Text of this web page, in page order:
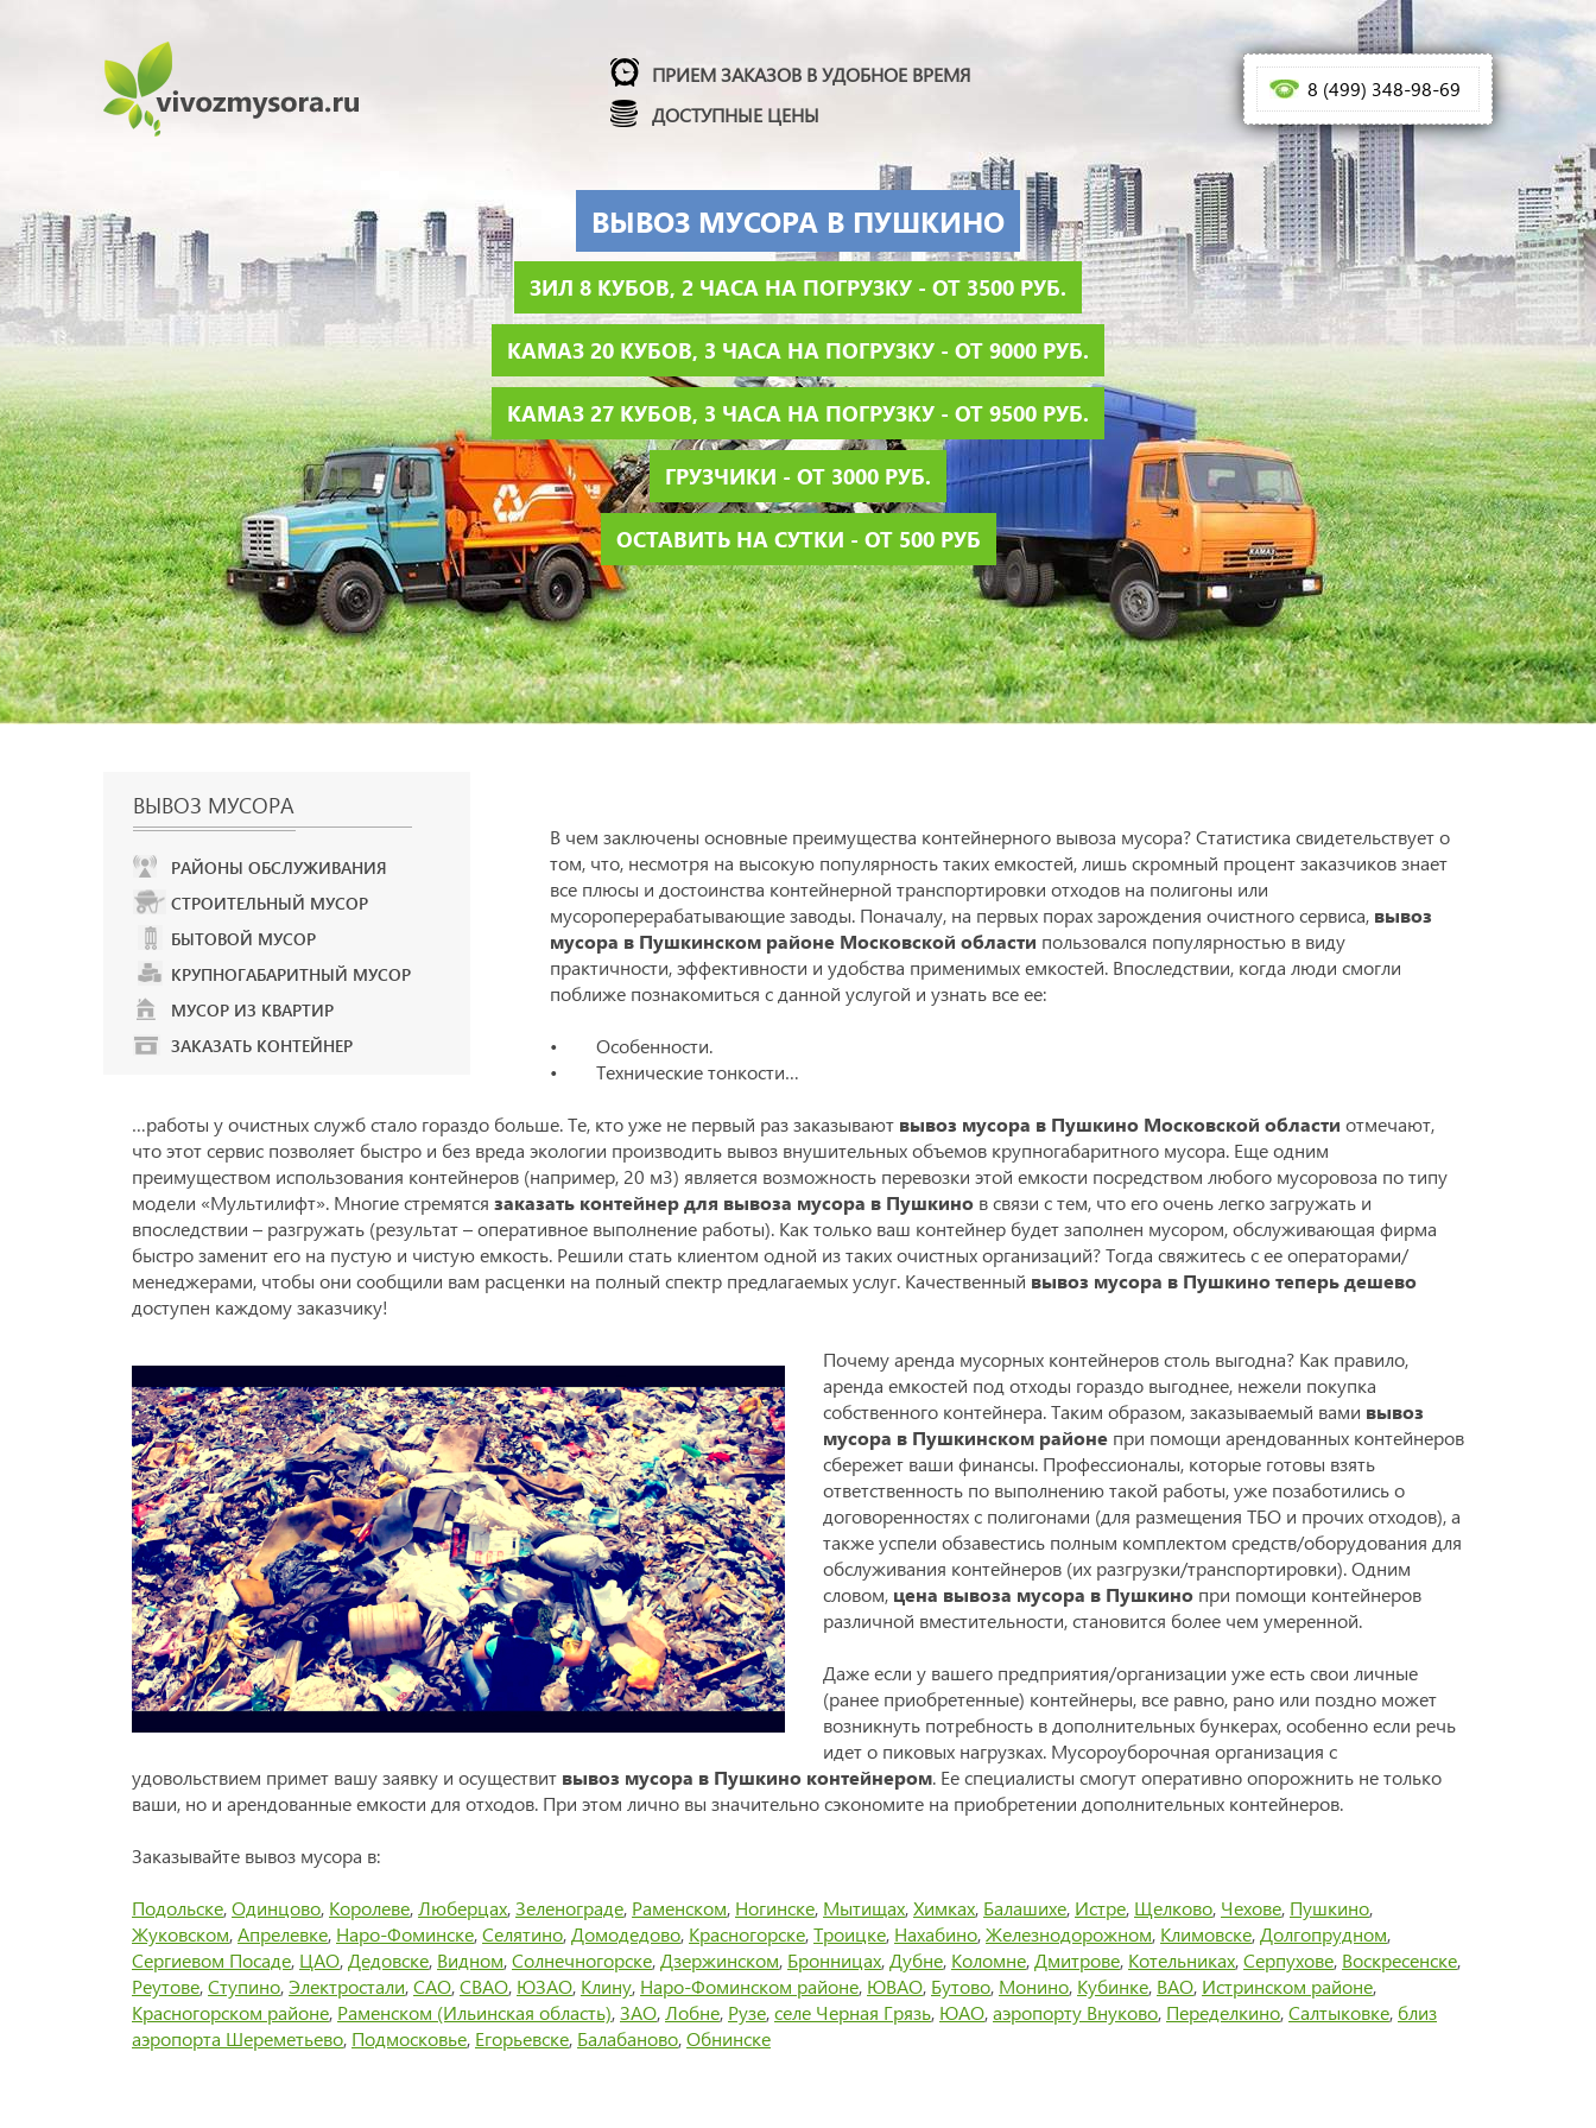
ПРИЕМ ЗАКАЗОВ В УДОБНОЕ ВРЕМЯ
ДОСТУПНЫЕ ЦЕНЫ
8 (499) 348-98-69
ВЫВОЗ МУСОРА В ПУШКИНО
ЗИЛ 8 КУБОВ, 2 ЧАСА НА ПОГРУЗКУ - ОТ 3500 РУБ.
КАМАЗ 20 КУБОВ, 3 ЧАСА НА ПОГРУЗКУ - ОТ 9000 РУБ.
КАМАЗ 27 КУБОВ, 3 ЧАСА НА ПОГРУЗКУ - ОТ 9500 РУБ.
ГРУЗЧИКИ - ОТ 3000 РУБ.
ОСТАВИТЬ НА СУТКИ - ОТ 500 РУБ
ВЫВОЗ МУСОРА
РАЙОНЫ ОБСЛУЖИВАНИЯ
СТРОИТЕЛЬНЫЙ МУСОР
БЫТОВОЙ МУСОР
КРУПНОГАБАРИТНЫЙ МУСОР
МУСОР ИЗ КВАРТИР
ЗАКАЗАТЬ КОНТЕЙНЕР
В чем заключены основные преимущества контейнерного вывоза мусора? Статистика свидетельствует о
том, что, несмотря на высокую популярность таких емкостей, лишь скромный процент заказчиков знает
все плюсы и достоинства контейнерной транспортировки отходов на полигоны или
мусороперерабатывающие заводы. Поначалу, на первых порах зарождения очистного сервиса, вывоз
мусора в Пушкинском районе Московской области пользовался популярностью в виду
практичности, эффективности и удобства применимых емкостей. Впоследствии, когда люди смогли
поближе познакомиться с данной услугой и узнать все ее:
• Особенности.
• Технические тонкости…
…работы у очистных служб стало гораздо больше. Те, кто уже не первый раз заказывают вывоз мусора в Пушкино Московской области отмечают,
что этот сервис позволяет быстро и без вреда экологии производить вывоз внушительных объемов крупногабаритного мусора. Еще одним
преимуществом использования контейнеров (например, 20 м3) является возможность перевозки этой емкости посредством любого мусоровоза по типу
модели «Мультилифт». Многие стремятся заказать контейнер для вывоза мусора в Пушкино в связи с тем, что его очень легко загружать и
впоследствии – разгружать (результат – оперативное выполнение работы). Как только ваш контейнер будет заполнен мусором, обслуживающая фирма
быстро заменит его на пустую и чистую емкость. Решили стать клиентом одной из таких очистных организаций? Тогда свяжитесь с ее операторами/
менеджерами, чтобы они сообщили вам расценки на полный спектр предлагаемых услуг. Качественный вывоз мусора в Пушкино теперь дешево
доступен каждому заказчику!
Почему аренда мусорных контейнеров столь выгодна? Как правило,
аренда емкостей под отходы гораздо выгоднее, нежели покупка
собственного контейнера. Таким образом, заказываемый вами вывоз
мусора в Пушкинском районе при помощи арендованных контейнеров
сбережет ваши финансы. Профессионалы, которые готовы взять
ответственность по выполнению такой работы, уже позаботились о
договоренностях с полигонами (для размещения ТБО и прочих отходов), а
также успели обзавестись полным комплектом средств/оборудования для
обслуживания контейнеров (их разгрузки/транспортировки). Одним
словом, цена вывоза мусора в Пушкино при помощи контейнеров
различной вместительности, становится более чем умеренной.
Даже если у вашего предприятия/организации уже есть свои личные
(ранее приобретенные) контейнеры, все равно, рано или поздно может
возникнуть потребность в дополнительных бункерах, особенно если речь
идет о пиковых нагрузках. Мусороуборочная организация с
удовольствием примет вашу заявку и осуществит вывоз мусора в Пушкино контейнером. Ее специалисты смогут оперативно опорожнить не только
ваши, но и арендованные емкости для отходов. При этом лично вы значительно сэкономите на приобретении дополнительных контейнеров.
Заказывайте вывоз мусора в:
Подольске,Одинцово, Королеве, Люберцах,Зеленограде, Раменском, Ногинске, Мытищах,Химках, Балашихе, Истре, Щелково, Чехове, Пушкино,
Жуковском,Апрелевке, Наро-Фоминске,Селятино, Домодедово, Красногорске,Троицке, Нахабино,Железнодорожном, Климовске, Долгопрудном,
Сергиевом Посаде, ЦАО, Дедовске, Видном,Солнечногорске, Дзержинском, Бронницах, Дубне, Коломне, Дмитрове, Котельниках,Серпухове, Воскресенске,
Реутове,Ступино,Электростали,САО,СВАО, ЮЗАО, Клину, Наро-Фоминском районе, ЮВАО, Бутово, Монино, Кубинке, ВАО, Истринском районе,
Красногорском районе, Раменском (Ильинская область),ЗАО, Лобне, Рузе,селе Черная Грязь, ЮАО,аэропорту Внуково, Переделкино,Салтыковке, близ
аэропорта Шереметьево, Подмосковье, Егорьевске, Балабаново,Обнинске